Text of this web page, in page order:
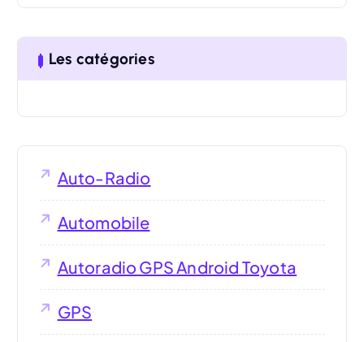
Les catégories
Auto-Radio
Automobile
Autoradio GPS Android Toyota
GPS